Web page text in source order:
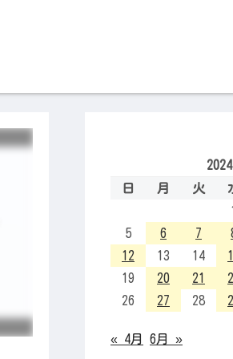
日
月 火
1
5
6 7
12
13 14
19
20 21
26
27 28
« 4月 6月 »